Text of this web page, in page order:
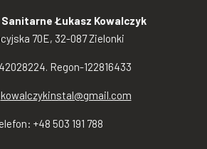
Łukasz Kowalczyk
70E, 32-087 Zielonki
Regon-122816433
kowalczykinstal@gmail.com
+48 503 191 788